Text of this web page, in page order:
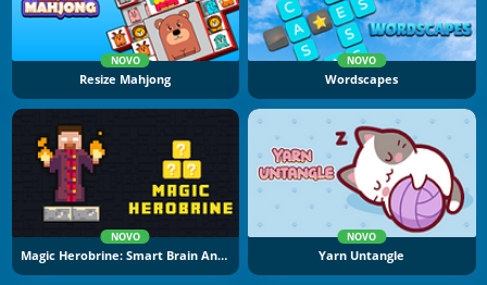
NOVO
Resize Mahjong
NOVO
Wordscapes
NOVO
Magic Herobrine: Smart Brain And Puzzle Quest
NOVO
Yarn Untangle